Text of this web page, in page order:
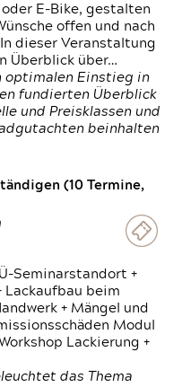
E-Bike, gestalten
offen und nach
dieser Veranstaltung
Überblick über…
optimalen Einstieg in
fundierten Überblick
und Preisklassen und
beinhalten
(10 Termine,
Seminarstandort +
Lackaufbau beim
+ Mängel und
Modul
Lackierung +
das Thema